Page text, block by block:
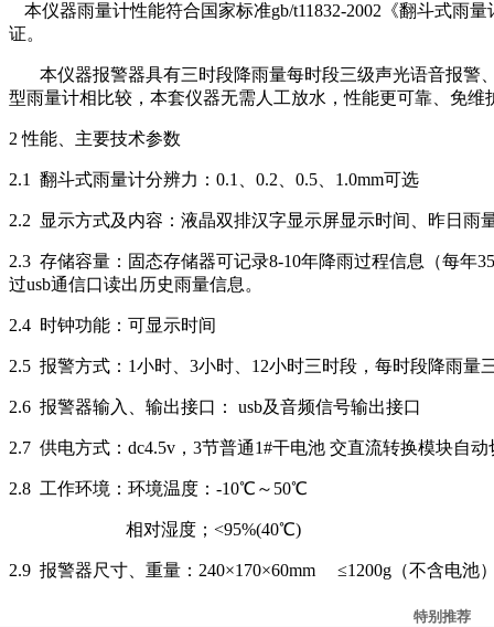
本仪器雨量计性能符合国家标准gb/t11832-2002《翻斗式雨
证。
本仪器报警器具有三时段降雨量每时段三级声光语音报警
型雨量计相比较，本套仪器无需人工放水，性能更可靠、免维
2 性能、主要技术参数
2.1 翻斗式雨量计分辨力： 0.1、0.2、0.5、1.0mm可选
2.2 显示方式及内容：液晶双排汉字显示屏显示时间、昨日雨
2.3 存储容量：固态存储器可记录8-10年降雨过程信息（每年
过usb通信口读出历史雨量信息。
2.4 时钟功能：可显示时间
2.5 报警方式： 1小时、3小时、12小时三时段，每时段降雨量
2.6 报警器输入、输出接口： usb及音频信号输出接口
2.7 供电方式： dc4.5v，3节普通1#干电池 交直流转换模块自
2.8 工作环境：环境温度： -10℃～50℃
相对湿度；<95%(40℃)
2.9 报警器尺寸、重量： 240×170×60mm ≤1200g（不含电池
特别推荐